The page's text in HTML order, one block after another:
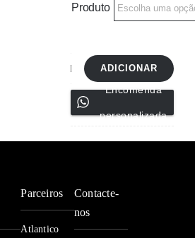
Produto
Quantidade
de
Guardanapos
5454,
5458
ADICIONAR
Encomenda
personalizada
Parceiros
Atlantico
Contacte-
nos